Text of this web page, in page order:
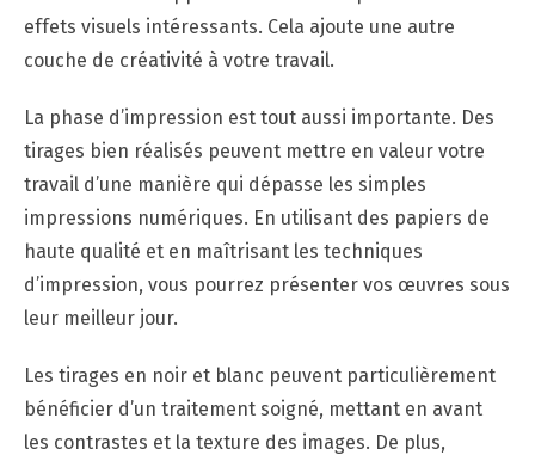
effets visuels intéressants. Cela ajoute une autre
couche de créativité à votre travail.
La phase d’impression est tout aussi importante. Des
tirages bien réalisés peuvent mettre en valeur votre
travail d’une manière qui dépasse les simples
impressions numériques. En utilisant des papiers de
haute qualité et en maîtrisant les techniques
d’impression, vous pourrez présenter vos œuvres sous
leur meilleur jour.
Les tirages en noir et blanc peuvent particulièrement
bénéficier d’un traitement soigné, mettant en avant
les contrastes et la texture des images. De plus,